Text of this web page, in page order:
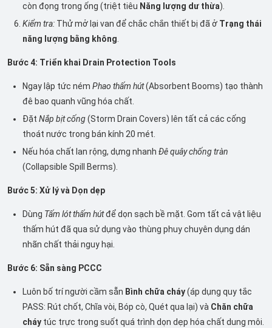
còn đọng trong ống (triệt tiêu Năng lượng dư thừa).
Kiểm tra: Thử mở lại van để chắc chắn thiết bị đã ở Trạng thái
năng lượng bằng không
Bước 4: Triển khai Drain Protection Tools
Ngay lập tức némPhao thấm hút(Absorbent Booms) tạo thành
đê bao quanh vũng hóa chất.
ĐặtNắp bịt cống(Storm Drain Covers) lên tất cả các cống
thoát nước trong bán kính 20 mét.
Nếu hóa chất lan rộng, dựng nhanhĐê quây chống tràn
(Collapsible Spill Berms).
Bước 5: Xử lý và Dọn dẹp
Dùng Tấm lót thấm hútđể dọn sạch bề mặt. Gom tất cả vật liệu
thấm hút đã qua sử dụng vào thùng phuy chuyên dụng dán
nhãn chất thải nguy hại.
Bước 6: Sẵn sàng PCCC
Luôn bố trí người cầm sẵn Bình chữa cháy(áp dụng quy tắc
PASS: Rút chốt, Chĩa vòi, Bóp cò, Quét qua lại) và Chăn chữa
cháy túc trực trong suốt quá trình dọn dẹp hóa chất dung môi.